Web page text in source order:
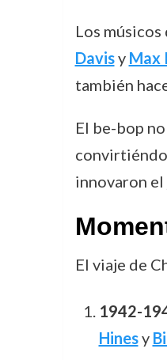
Los
Davisy Max
también
El be-bop
innovaron el
El viaje de
1942-
Hinesy